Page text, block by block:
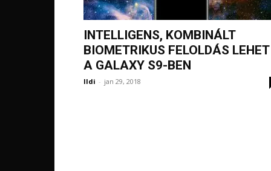
INTELLIGENS, KOMBINÁLT
BIOMETRIKUS FELOLDÁS LEHET
A GALAXY S9-BEN
Ildi - jan 29, 2018